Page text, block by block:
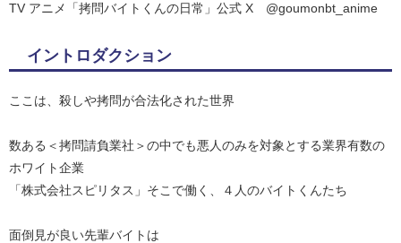
TV アニメ「拷問バイトくんの日常」公式 X @goumonbt_anime
イントロダクション
ここは、殺しや拷問が合法化された世界
数ある＜拷問請負業社＞の中でも悪人のみを対象とする業界有数の
ホワイト企業
「株式会社スピリタス」そこで働く、４人のバイトくんたち
面倒見が良い先輩バイトは